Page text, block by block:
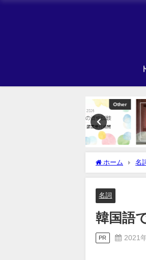
ホーム 名
名詞
韓国語
PR 2021